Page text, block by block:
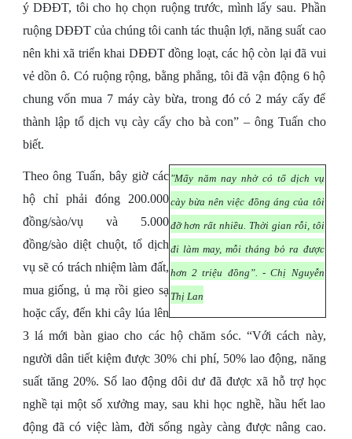
ý DĐĐT, tôi cho họ chọn ruộng trước, mình lấy sau. Phần
ruộng DĐĐT của chúng tôi canh tác thuận lợi, năng suất cao
nên khi xã triển khai DĐĐT đồng loạt, các hộ còn lại đã vui
vẻ dồn ô. Có ruộng rộng, bằng phẳng, tôi đã vận động 6 hộ
chung vốn mua 7 máy cày bừa, trong đó có 2 máy cấy để
thành lập tổ dịch vụ cày cấy cho bà con” – ông Tuấn cho
biết.
"Mấy năm nay nhờ có tổ dịch vụ
cày bừa nên việc đồng áng của tôi
đỡ hơn rất nhiều. Thời gian rỗi, tôi
đi làm may, mỗi tháng bỏ ra được
hơn 2 triệu đồng”. - Chị Nguyễn
Thị Lan
Theo ông Tuấn, bây giờ các
hộ chỉ phải đóng 200.000
đồng/sào/vụ và 5.000
đồng/sào diệt chuột, tổ dịch
vụ sẽ có trách nhiệm làm đất,
mua giống, ủ mạ rồi gieo sạ
hoặc cấy, đến khi cây lúa lên
3 lá mới bàn giao cho các hộ chăm sóc. “Với cách này,
người dân tiết kiệm được 30% chi phí, 50% lao động, năng
suất tăng 20%. Số lao động dôi dư đã được xã hỗ trợ học
nghề tại một số xưởng may, sau khi học nghề, hầu hết lao
động đã có việc làm, đời sống ngày càng được nâng cao.